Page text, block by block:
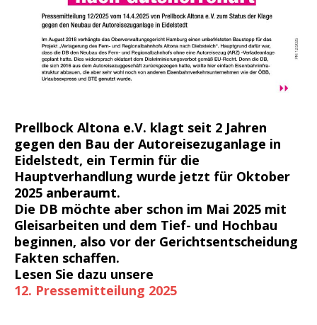
Prellbock Altona e.V. klagt seit 2 Jahren
gegen den Bau der Autoreisezuganlage in
Eidelstedt, ein Termin für die
Hauptverhandlung wurde jetzt für Oktober
2025 anberaumt.
Die DB möchte aber schon im Mai 2025 mit
Gleisarbeiten und dem Tief- und Hochbau
beginnen, also vor der Gerichtsentscheidung
Fakten schaffen.
Lesen Sie dazu unsere
12. Pressemitteilung 2025